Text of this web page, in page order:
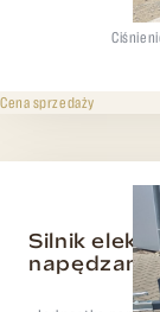
Cena sprzedaży
Silnik